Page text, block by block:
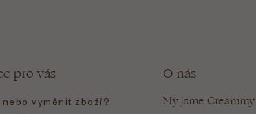
pro vás
vyměnit zboží?
O nás
My jsme Creammy